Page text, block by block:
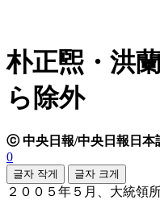
朴正煕・洪
ら除外
ⓒ 中央日報/中央日報日本
0
글자 작게 글자 크게
２００５年５月、大統領